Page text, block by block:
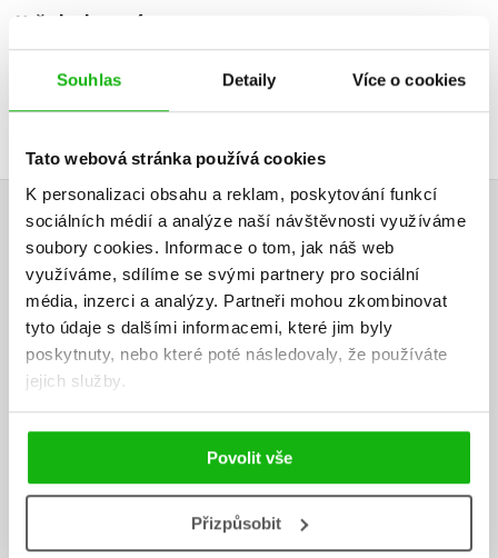
Souhlas Detaily Více o cookies
Tato webová stránka používá cookies
K personalizaci obsahu a reklam, poskytování funkcí
sociálních médií a analýze naší návštěvnosti využíváme
soubory cookies. Informace o tom, jak náš web
využíváme, sdílíme se svými partnery pro sociální
média, inzerci a analýzy. Partneři mohou zkombinovat
tyto údaje s dalšími informacemi, které jim byly
poskytnuty, nebo které poté následovaly, že používáte
jejich služby.
Povolit vše
Přizpůsobit
Vaše hodnocení
Přihlásit
AUTOR KNIHY